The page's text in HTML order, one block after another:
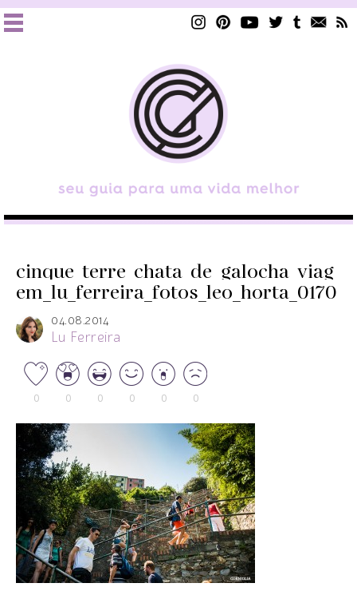
cinque_terre_chata_de_galocha_viag
em_lu_ferreira_fotos_leo_horta_0170
04.08.2014
Lu Ferreira
0 0 0 0 0 0